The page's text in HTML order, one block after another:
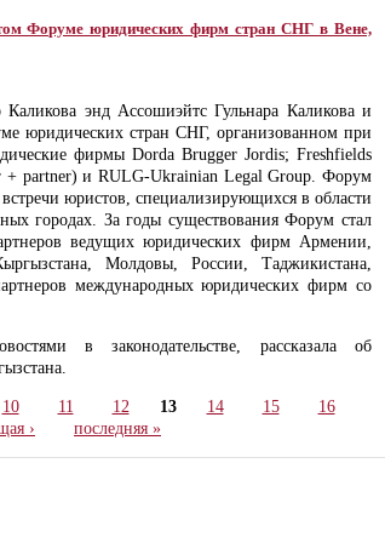
Форуме юридических фирм стран СНГ в Вене,
энд Ассошиэйтс Гульнара Каликова и
юридических стран СНГ, организованном при
фирмы Dorda Brugger Jordis; Freshfields
+ partner) и RULG-Ukrainian Legal Group. Форум
юристов, специализирующихся в области
городах. За годы существования Форум стал
ведущих юридических фирм Армении,
Молдовы, России, Таджикистана,
международных юридических фирм со
в законодательстве, рассказала об
10 11 12 13 14 15
16
› последняя »